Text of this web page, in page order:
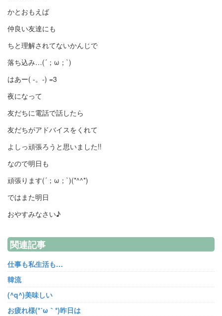
かとおもえば
仲良い友達にも
ちと理解されてないかんじで
落ち込み…(´；ω；`)
はあー( -。-) =3
夜になって
友だちに電話で話したら
友だちがアドバイスをくれて
よしっ頑張ろうと思いました!!
なので明日も
頑張ります(´；ω；`)(*^^*)
ではまた明日
おやすみなさい♪
関連記事
仕事も私生活も…
韓流
(^q^)美味しい
お疲れ様(*´ω｀*)昨日は